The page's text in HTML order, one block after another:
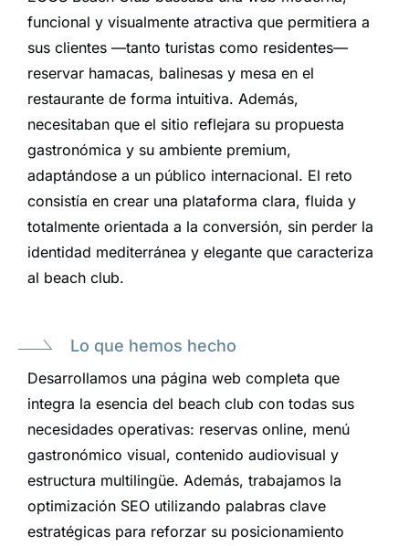
funcional y visualmente atractiva que permitiera a
sus clientes —tanto turistas como residentes—
reservar hamacas, balinesas y mesa en el
restaurante de forma intuitiva. Además,
necesitaban que el sitio reflejara su propuesta
gastronómica y su ambiente premium,
adaptándose a un público internacional. El reto
consistía en crear una plataforma clara, fluida y
totalmente orientada a la conversión, sin perder la
identidad mediterránea y elegante que caracteriza
al beach club.
Lo que hemos hecho
Desarrollamos una página web completa que
integra la esencia del beach club con todas sus
necesidades operativas: reservas online, menú
gastronómico visual, contenido audiovisual y
estructura multilingüe. Además, trabajamos la
optimización SEO utilizando palabras clave
estratégicas para reforzar su posicionamiento